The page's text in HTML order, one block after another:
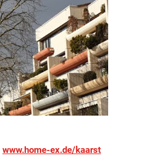
www.home-ex.de/kaarst